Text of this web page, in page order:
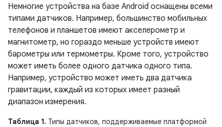
Немногие устройства на базе Android оснащены всеми
типами датчиков. Например, большинство мобильных
телефонов и планшетов имеют акселерометр и
магнитометр, но гораздо меньше устройств имеют
барометры или термометры. Кроме того, устройство
может иметь более одного датчика одного типа.
Например, устройство может иметь два датчика
гравитации, каждый из которых имеет разный
диапазон измерения.
Таблица 1. Типы датчиков, поддерживаемые платформой